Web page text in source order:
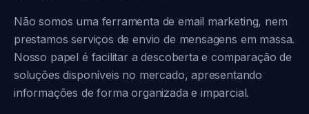
Não somos uma ferramenta de email marketing, nem
prestamos serviços de envio de mensagens em massa.
Nosso papel é facilitar a descoberta e comparação de
soluções disponíveis no mercado, apresentando
informações de forma organizada e imparcial.